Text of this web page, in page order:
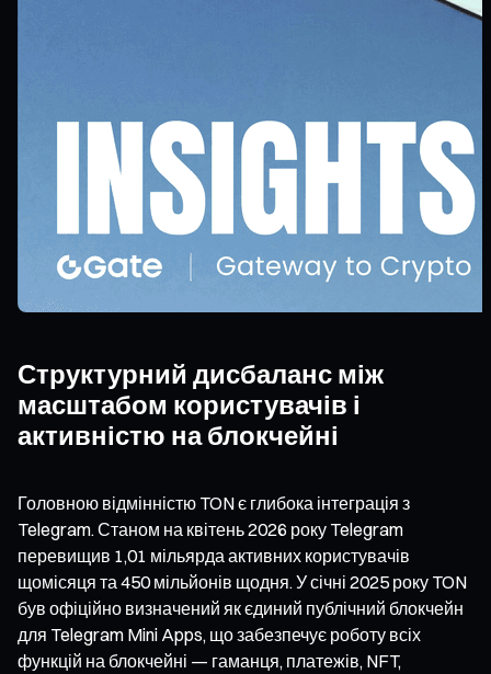
Структурний дисбаланс між
масштабом користувачів і
активністю на блокчейні
Головною відмінністю TON є глибока інтеграція з
Telegram. Станом на квітень 2026 року Telegram
перевищив 1,01 мільярда активних користувачів
щомісяця та 450 мільйонів щодня. У січні 2025 року TON
був офіційно визначений як єдиний публічний блокчейн
для Telegram Mini Apps, що забезпечує роботу всіх
функцій на блокчейні — гаманця, платежів, NFT,